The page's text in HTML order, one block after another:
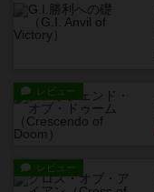
レビュー
レビュー